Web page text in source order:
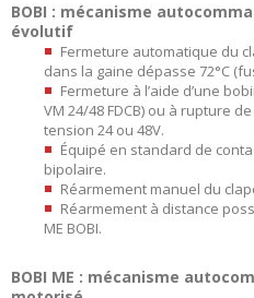
BOBI : mécanisme
évolutif
Fermeture automatique du
dans la gaine dépasse 72°C
Fermeture à l’aide d’une
VM 24/48 FDCB) ou à rupture
tension 24 ou 48V.
Équipé en standard de
bipolaire.
Réarmement manuel du
Réarmement à distance
ME BOBI.
BOBI ME : mécanisme